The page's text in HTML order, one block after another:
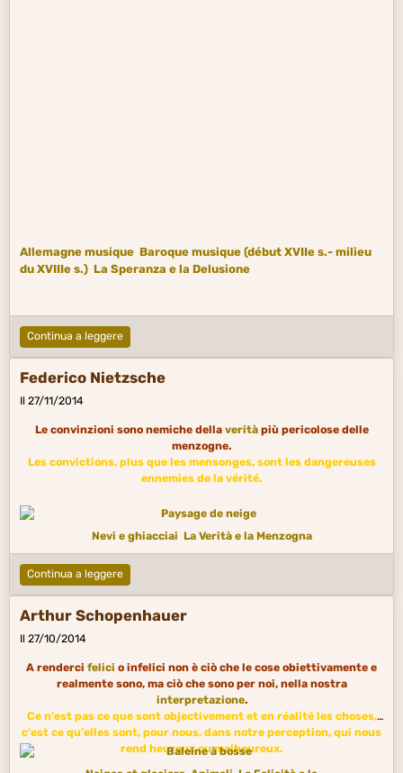
Allemagne musique Baroque musique (début XVIIe s.- milieu
du XVIIIe s.) La Speranza e la Delusione
Continua a leggere
Federico Nietzsche
Il 27/11/2014
Le convinzioni sono nemiche della veritàpiù pericolose delle
menzogne.
Les convictions, plus que les mensonges, sont les dangereuses
ennemies de la vérité.
Nevi e ghiacciai La Verità e la Menzogna
Continua a leggere
Arthur Schopenhauer
Il 27/10/2014
A renderci felici o infelici non è ciò che le cose obiettivamente e
realmente sono, ma ciò che sono per noi, nella nostra
interpretazione.
Ce n’est pas ce que sont objectivement et en réalité les choses,
c’est ce qu’elles sont, pour nous, dans notre perception, qui nous
rend heureux ou malheureux.